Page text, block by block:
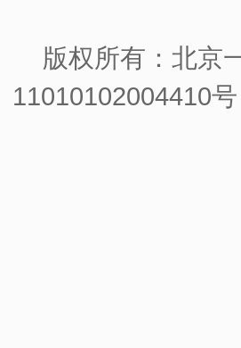
版权所有：北京
11010102004410号